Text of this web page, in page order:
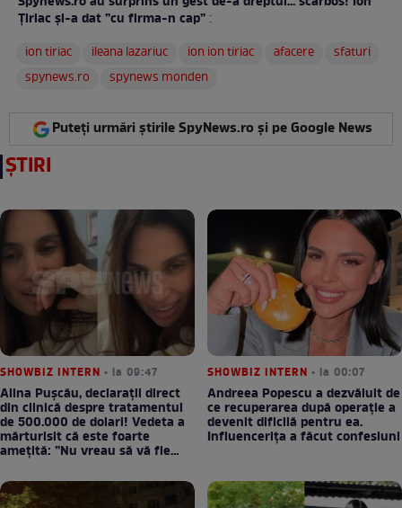
Țiriac și-a dat ”cu firma-n cap” :
ion tiriac
ileana lazariuc ion ion tiriac afacere
sfaturi
spynews.ro
spynews monden
Puteți urmări știrile SpyNews.ro și pe Google News
ȘTIRI
SHOWBIZ INTERN • la 09:47
Alina Pușcău, declarații direct
din clinică despre tratamentul
de 500.000 de dolari! Vedeta a
mărturisit că este foarte
amețită: ”Nu vreau să vă fie
SHOWBIZ INTERN • la 00:07
Andreea Popescu a dezvăluit de
ce recuperarea după operație a
devenit dificilă pentru ea.
Influencerița a făcut confesiuni